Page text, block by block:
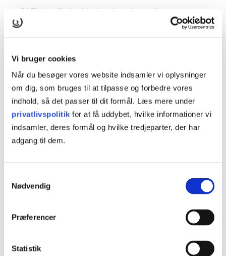
Vi bruger cookies
Når du besøger vores website indsamler vi oplysninger
om dig, som bruges til at tilpasse og forbedre vores
indhold, så det passer til dit formål. Læs mere under
privatlivspolitik for at få uddybet, hvilke informationer vi
indsamler, deres formål og hvilke tredjeparter, der har
adgang til dem.
Nødvendig
Præferencer
Statistik
På TietgenSkolen hhx kan du vælge mellem syv
spændende studieretninger, der passer til dine
virkelighed, der omgiver os, og du bliver klar til at
navigere i den.
På TietgenSkolen hhx bliver du også en del af et
stærkt fællesskab, hvor du møder engagerede
undervisere og motiverede elever. Her er et godt